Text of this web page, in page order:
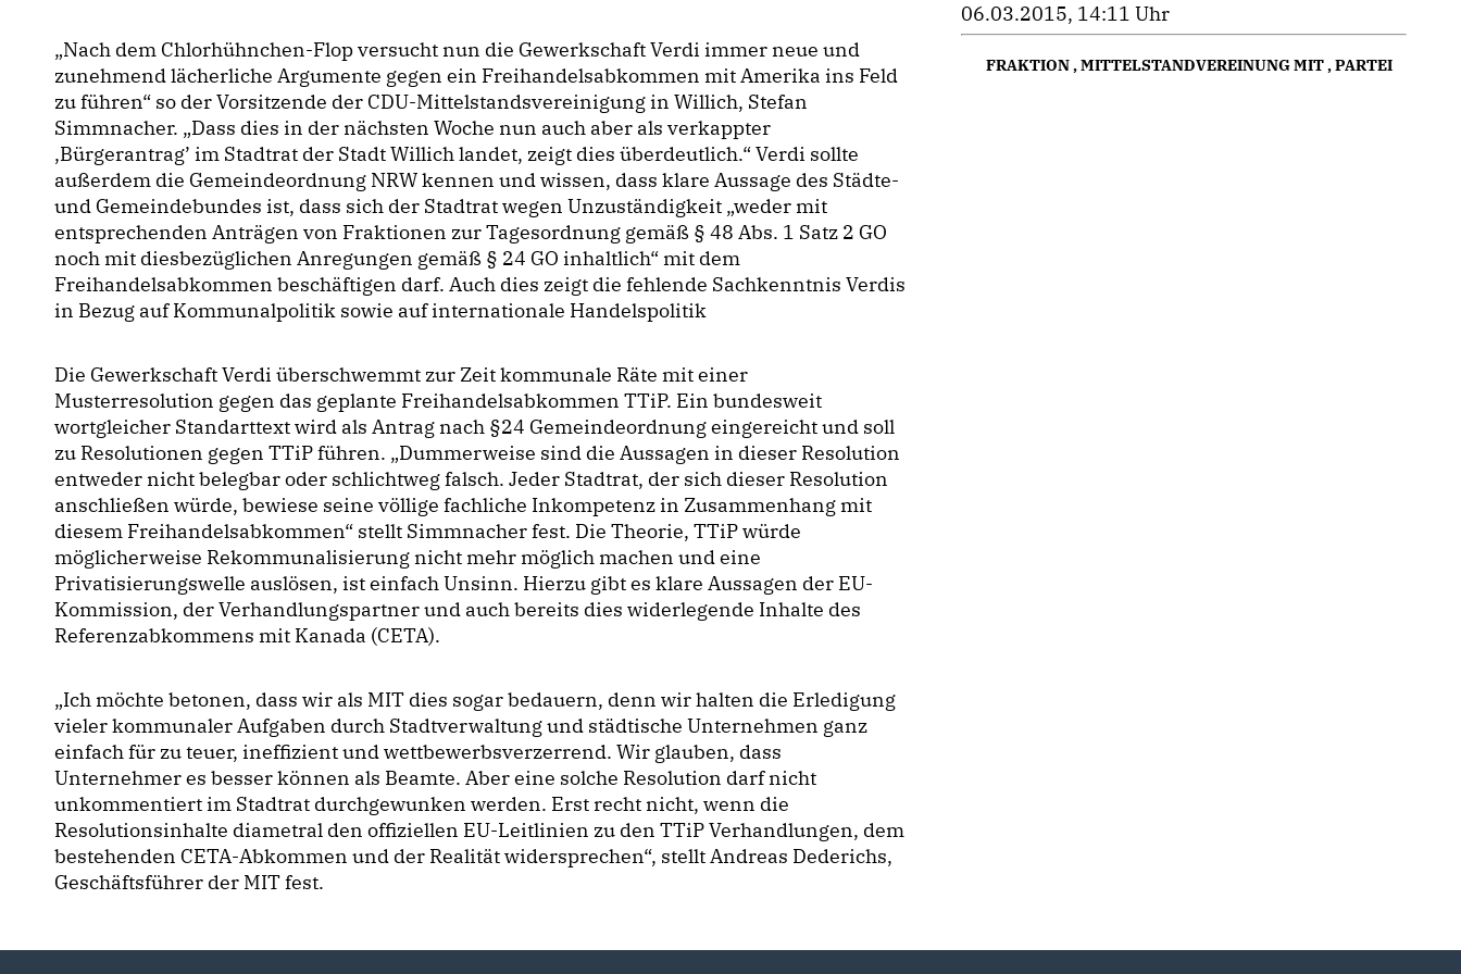
Nach dem Chlorhühnchen-Flop versucht nun die Gewerkschaft Verdi immer neue und
zunehmend lächerliche Argumente gegen ein Freihandelsabkommen mit Amerika ins Feld
zu führen“ so der Vorsitzende der CDU-Mittelstandsvereinigung in Willich, Stefan
Simmnacher. „Dass dies in der nächsten Woche nun auch aber als verkappter
Bürgerantrag’ im Stadtrat der Stadt Willich landet, zeigt dies überdeutlich.“ Verdi sollte
außerdem die Gemeindeordnung NRW kennen und wissen, dass klare Aussage des Städte-
und Gemeindebundes ist, dass sich der Stadtrat wegen Unzuständigkeit „weder mit
entsprechenden Anträgen von Fraktionen zur Tagesordnung gemäß § 48 Abs. 1 Satz 2 GO
noch mit diesbezüglichen Anregungen gemäß § 24 GO inhaltlich“ mit dem
Freihandelsabkommen beschäftigen darf. Auch dies zeigt die fehlende Sachkenntnis Verdis
in Bezug auf Kommunalpolitik sowie auf internationale Handelspolitik
Die Gewerkschaft Verdi überschwemmt zur Zeit kommunale Räte mit einer
Musterresolution gegen das geplante Freihandelsabkommen TTiP. Ein bundesweit
wortgleicher Standarttext wird als Antrag nach §24 Gemeindeordnung eingereicht und soll
zu Resolutionen gegen TTiP führen. „Dummerweise sind die Aussagen in dieser Resolution
entweder nicht belegbar oder schlichtweg falsch. Jeder Stadtrat, der sich dieser Resolution
anschließen würde, bewiese seine völlige fachliche Inkompetenz in Zusammenhang mit
diesem Freihandelsabkommen“ stellt Simmnacher fest. Die Theorie, TTiP würde
möglicherweise Rekommunalisierung nicht mehr möglich machen und eine
Privatisierungswelle auslösen, ist einfach Unsinn. Hierzu gibt es klare Aussagen der EU-
Kommission, der Verhandlungspartner und auch bereits dies widerlegende Inhalte des
Referenzabkommens mit Kanada (CETA).
Ich möchte betonen, dass wir als MIT dies sogar bedauern, denn wir halten die Erledigung
vieler kommunaler Aufgaben durch Stadtverwaltung und städtische Unternehmen ganz
einfach für zu teuer, ineffizient und wettbewerbsverzerrend. Wir glauben, dass
Unternehmer es besser können als Beamte. Aber eine solche Resolution darf nicht
unkommentiert im Stadtrat durchgewunken werden. Erst recht nicht, wenn die
Resolutionsinhalte diametral den offiziellen EU-Leitlinien zu den TTiP Verhandlungen, dem
bestehenden CETA-Abkommen und der Realität widersprechen“, stellt Andreas Dederichs,
Geschäftsführer der MIT fest.
06.03.2015, 14:11 Uhr
FRAKTION,MITTELSTANDVEREINUNG MIT,PARTEI